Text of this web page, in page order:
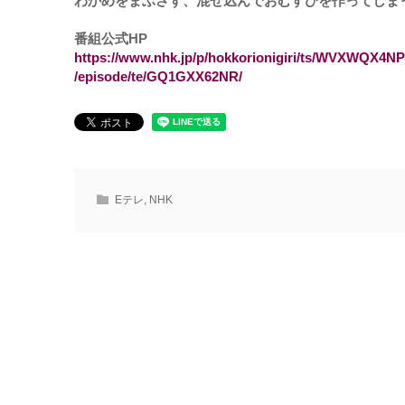
番組公式HP
https://www.nhk.jp/p/hokkorionigiri/ts/
/episode/te/GQ1GXX62NR/
Eテレ NHK